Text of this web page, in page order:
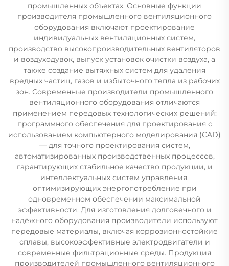
промышленных объектах. Основные функции
производителя промышленного вентиляционного
оборудования включают проектирование
индивидуальных вентиляционных систем,
производство высокопроизводительных вентиляторов
и воздуходувок, выпуск установок очистки воздуха, а
также создание вытяжных систем для удаления
вредных частиц, газов и избыточного тепла из рабочих
зон. Современные производители промышленного
вентиляционного оборудования отличаются
применением передовых технологических решений:
программного обеспечения для проектирования с
использованием компьютерного моделирования (CAD)
— для точного проектирования систем,
автоматизированных производственных процессов,
гарантирующих стабильное качество продукции, и
интеллектуальных систем управления,
оптимизирующих энергопотребление при
одновременном обеспечении максимальной
эффективности. Для изготовления долговечного и
надёжного оборудования производители используют
передовые материалы, включая коррозионностойкие
сплавы, высокоэффективные электродвигатели и
современные фильтрационные среды. Продукция
производителей промышленного вентиляционного